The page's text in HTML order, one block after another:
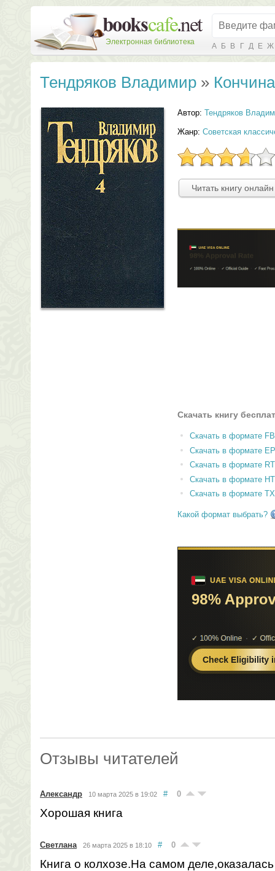
Электронная библиотека А Б В Г Д Е Ж
Тендряков Владимир » Кончина
Автор: Тендряков
Жанр: Советская
Читать книгу
Скачать книгу
Скачать в формате
Скачать в формате
Скачать в формате
Скачать в формате
Скачать в формате
Какой формат выбрать?
Отзывы читателей
Александр 10 марта 2025 в 19:02 # 0
Хорошая книга
Светлана 26 марта 2025 в 18:10 # 0
Книга о колхозе.На самом